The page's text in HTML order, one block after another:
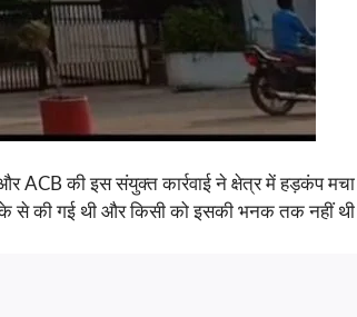
ACB की इस संयुक्त कार्रवाई ने क्षेत्र में हड़कंप
से की गई थी और किसी को इसकी भनक तक नहीं